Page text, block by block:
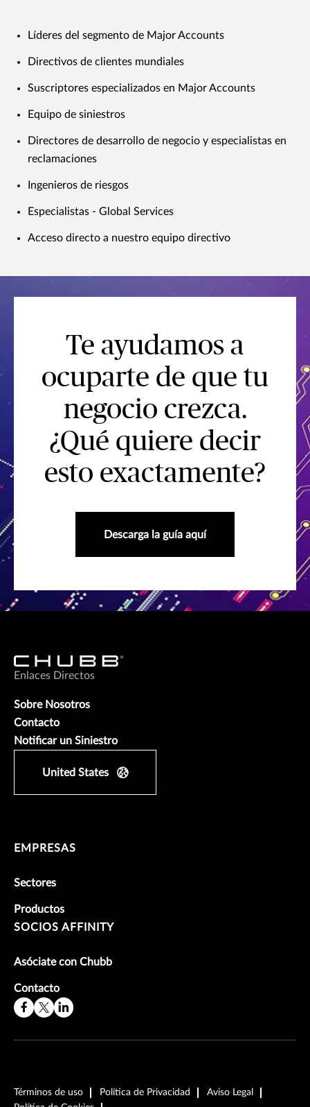
Líderes del segmento de Major Accounts
Directivos de clientes mundiales
Suscriptores especializados en Major Accounts
Equipo de siniestros
Directores de desarrollo de negocio y especialistas en
reclamaciones
Ingenieros de riesgos
Especialistas - Global Services
Acceso directo a nuestro equipo directivo
Te ayudamos a
ocuparte de que tu
negocio crezca.
¿Qué quiere decir
esto exactamente?
Descarga la guía aquí
Enlaces Directos
Sobre Nosotros
Contacto
Notificar un Siniestro
United States
EMPRESAS
Sectores
Productos
SOCIOS AFFINITY
Asóciate con Chubb
Contacto
Términos de uso Política de Privacidad
Aviso Legal